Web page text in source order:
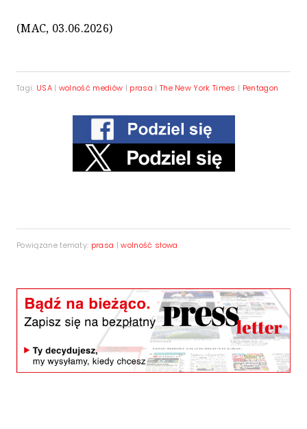
(MAC, 03.06.2026)
Tagi: USA | wolność mediów | prasa | The New York Times | Pentagon
Powiązane tematy: prasa |wolność słowa